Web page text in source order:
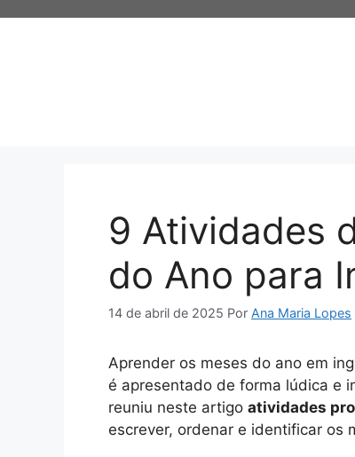
9 Atividades
do Ano para
14 de abril de 2025 Por Ana Maria Lopes
Aprender os meses do ano em
é apresentado de forma lúdica e
reuniu neste artigo atividades
escrever, ordenar e identificar os